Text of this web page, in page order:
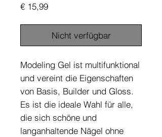
€ 15,99Preis
Nicht verfügbar
Modeling Gel ist multifunktional
und vereint die Eigenschaften
von Basis, Builder und Gloss.
Es ist die ideale Wahl für alle,
die sich schöne und
langanhaltende Nägel ohne